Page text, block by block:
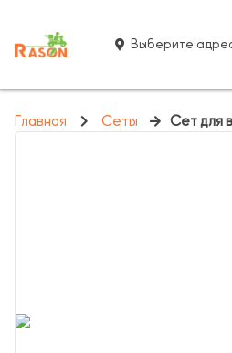
Выберите
Главная Сеты Сет для